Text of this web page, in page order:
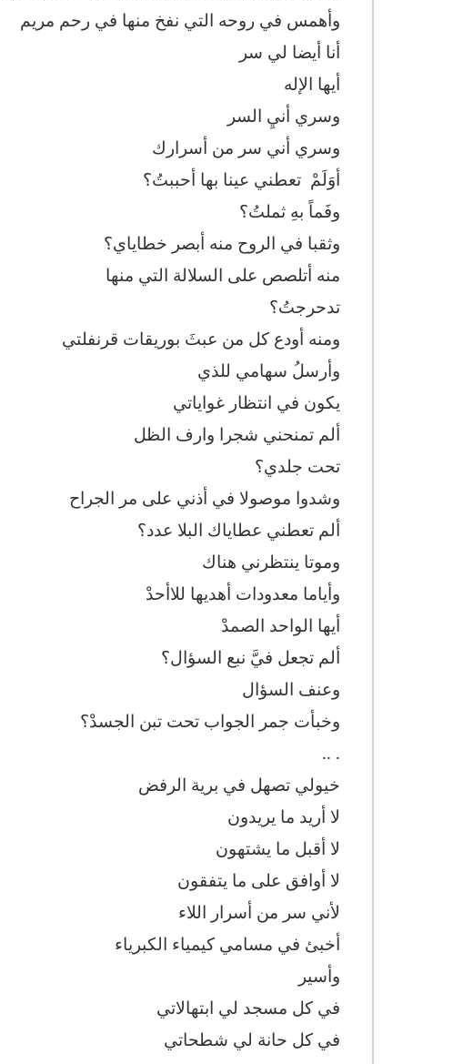
وأهمس في روحه التي نفخ منها في رحم مريم
أنا أيضا لي سر
أيها الإله
وسري أنيِ السر
وسري أني سر من أسرارك
أوَلَمْ تعطني عينا بها أحببتُ؟
وفَماً بهِ ثملتُ؟
وثقبا في الروح منه أبصر خطاياي؟
منه أتلصص على السلالة التي منها
تدحرجتُ؟
ومنه أودع كل من عبثَ بوريقات قرنفلتي
وأرسلُ سهامي للذي
يكون في انتظار غواياتي
ألم تمنحني شجرا وارف الظل
تحت جلدي؟
وشدوا موصولا في أذني على مر الجراح
ألم تعطني عطاياك البلا عدد؟
وموتا ينتظرني هناك
وأياما معدودات أهديها للاأحدْ
أيها الواحد الصمدْ
ألم تجعل فيَّ نبع السؤال؟
وعنف السؤال
وخبأت جمر الجواب تحت تبن الجسدْ؟
. ..
خيولي تصهل في برية الرفض
لا أريد ما يريدون
لا أقبل ما يشتهون
لا أوافق على ما يتفقون
لأني سر من أسرار اللاء
أخبئ في مسامي كيمياء الكبرياء
وأسير
في كل مسجد لي ابتهالاتي
في كل حانة لي شطحاتي